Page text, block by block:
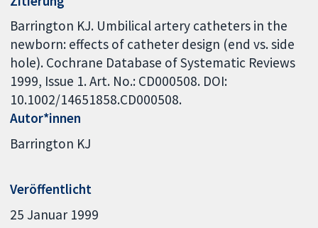
Barrington KJ. Umbilical artery catheters in the
newborn: effects of catheter design (end vs. side
hole). Cochrane Database of Systematic Reviews
1999, Issue 1. Art. No.: CD000508. DOI:
10.1002/14651858.CD000508.
Autor*innen
Barrington KJ
Veröffentlicht
25 Januar 1999